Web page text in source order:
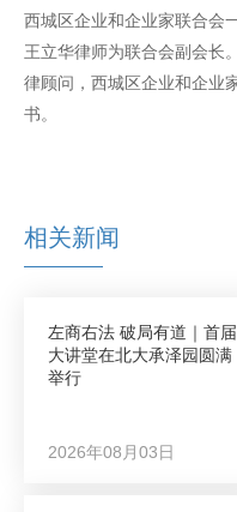
西城区企业和企业家联合会
王立华律师为联合会副会长
律顾问，西城区企业和企业
书。
相关新闻
左商右法 破局有道｜首届
大讲堂在北大承泽园圆满
举行
2026年08月03日